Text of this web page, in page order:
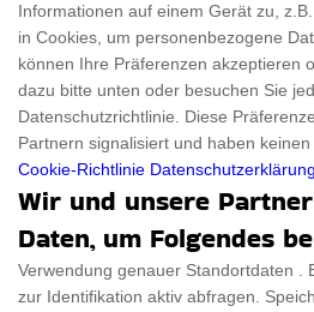
Für Haustiere
ThanksGiving
Ein Produkt einreichen
Kontakt
Ein Produkt einreichen
Geschenkeführer
Informationen auf einem Gerät zu,
in Cookies, um personenbezogene
können Ihre Präferenzen akzeptieren
dazu bitte unten oder besuchen Sie
Datenschutzrichtlinie. Diese
Partnern signalisiert und haben keinen
Cookie-Richtlinie Datenschutzerklärung
Wir und unsere
Daten, um Folgendes
Verwendung genauer Standortdaten .
zur Identifikation aktiv abfragen.